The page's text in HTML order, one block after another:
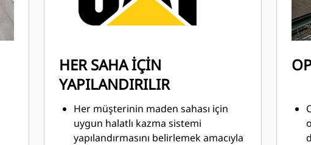
HER SAHA İÇİN
YAPILANDIRILIR
Her müşterinin maden sahası için
uygun halatlı kazma sistemi
yapılandırmasını belirlemek amacıyla